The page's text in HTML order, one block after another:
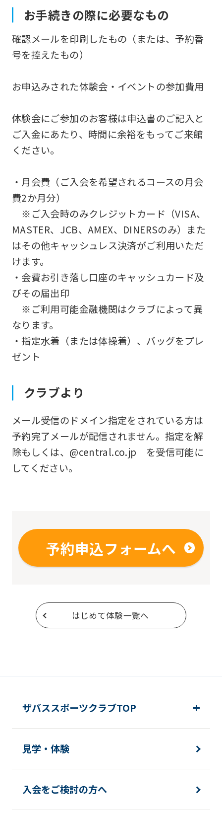
お手続きの際に必要なもの
確認メールを印刷したもの（または、予約番
号を控えたもの）
お申込みされた体験会・イベントの参加費用
体験会にご参加のお客様は申込書のご記入と
ご入金にあたり、時間に余裕をもってご来館
ください。
・月会費（ご入会を希望されるコースの月会
費2か月分）
※ご入会時のみクレジットカード（VISA、
MASTER、JCB、AMEX、DINERSのみ）また
はその他キャッシュレス決済がご利用いただ
けます。
・会費お引き落し口座のキャッシュカード及
びその届出印
※ご利用可能金融機関はクラブによって異
なります。
・指定水着（または体操着）、バッグをプレ
ゼント
クラブより
メール受信のドメイン指定をされている方は
予約完了メールが配信されません。指定を解
除もしくは、@central.co.jp を受信可能に
してください。
予約申込フォームへ
はじめて体験一覧へ
ザバススポーツクラブTOP
見学・体験
入会をご検討の方へ